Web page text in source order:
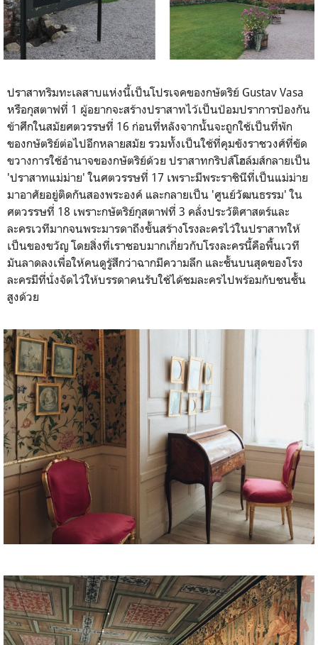
ปราสาทริมทะเลสาบแห่งนี้เป็นโปรเจคของกษัตริย์ Gustav Vasa
หรือกุสตาฟที่ 1 ผู้อยากจะสร้างปราสาทไว้เป็นป้อมปราการป้องกัน
ข้าศึกในสมัยศตวรรษที่ 16 ก่อนที่หลังจากนั้นจะถูกใช้เป็นที่พัก
ของกษัตริย์ต่อไปอีกหลายสมัย รวมทั้งเป็นใช้ที่คุมขังราชวงศ์ที่ขัด
ขวางการใช้อำนาจของกษัตริย์ด้วย ปราสาทกริปส์โฮล์มส์กลายเป็น
'ปราสาทแม่ม่าย' ในศตวรรษที่ 17 เพราะมีพระราชินีที่เป็นแม่ม่าย
มาอาศัยอยู่ติดกันสองพระองค์ และกลายเป็น 'ศูนย์วัฒนธรรม' ใน
ศตวรรษที่ 18 เพราะกษัตริย์กุสตาฟที่ 3 คลั่งประวัติศาสตร์และ
ละครเวทีมากจนพระมารดาถึงขั้นสร้างโรงละครไว้ในปราสาทให้
เป็นของขวัญ โดยสิ่งที่เราชอบมากเกี่ยวกับโรงละครนี้คือพื้นเวที
มันลาดลงเพื่อให้คนดูรู้สึกว่าฉากมีความลึก และชั้นบนสุดของโรง
ละครมีที่นั่งจัดไว้ให้บรรดาคนรับใช้ได้ชมละครไปพร้อมกับชนชั้น
สูงด้วย